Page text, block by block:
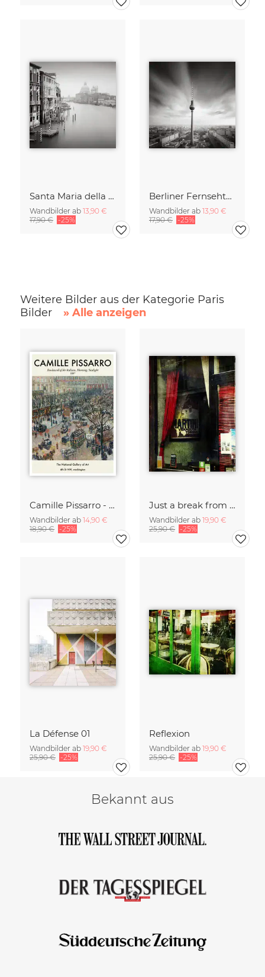
Santa Maria della Salute
Wandbilder ab 13,90 €
17,90 € -25%
Berliner Fernsehturm
Wandbilder ab 13,90 €
17,90 € -25%
Weitere Bilder aus der Kategorie Paris
Bilder
» Alle anzeigen
Camille Pissarro - Boulevard of the Italians Paris
Wandbilder ab 14,90 €
18,90 € -25%
Just a break from the rush
Wandbilder ab 19,90 €
25,90 € -25%
La Défense 01
Wandbilder ab 19,90 €
25,90 € -25%
Reflexion
Wandbilder ab 19,90 €
25,90 € -25%
Bekannt aus